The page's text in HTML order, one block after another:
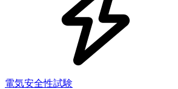
電気安全性試験